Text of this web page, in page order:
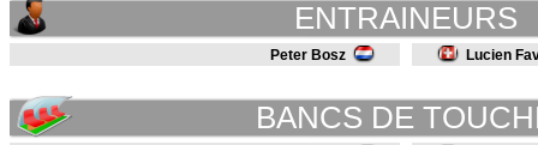
ENTRAINEURS
Peter Bosz Lucien
BANCS DE